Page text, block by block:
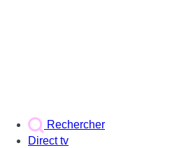
Rechercher
Direct tv